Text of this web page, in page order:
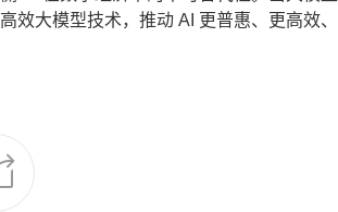
效大模型技术，推动 AI 更普惠、更高效、